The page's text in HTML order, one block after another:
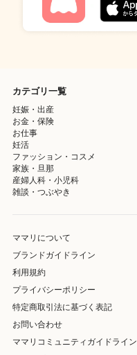
カテゴリ一覧
妊娠・出産
お金・保険
お仕事
妊活
ファッション・コスメ
家族・旦那
産婦人科・小児科
雑談・つぶやき
ママリについて
ブランドガイドライン
利用規約
プライバシーポリシー
特定商取引法に基づく表記
お問い合わせ
ママリコミュニティガイドライン